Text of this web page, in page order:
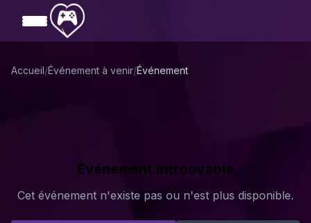
Accueil/Événement à venir/Événement
Événement introuvable
Cet événement n'existe pas ou n'est plus disponible.